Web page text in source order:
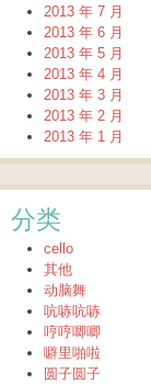
2013 年 7 月
2013 年 6 月
2013 年 5 月
2013 年 4 月
2013 年 3 月
2013 年 2 月
2013 年 1 月
分类
cello
其他
动脑舞
吭哧吭哧
哼哼唧唧
噼里啪啦
圆子圆子